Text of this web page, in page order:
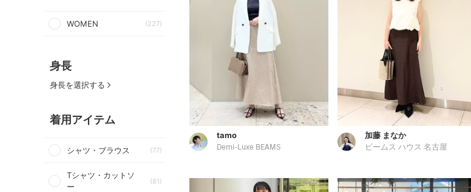
WOMEN (227)
身長
身長を選択する
着用アイテム
シャツ・ブラウス (77)
Tシャツ・カットソ
ー
(81)
tamo
Demi-Luxe BEAMS
加藤 まなか
ビームス ハウス 名古屋